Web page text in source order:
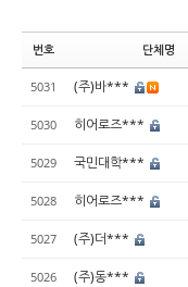
번호 단체명
5031 (주)바***
5030 히어로즈***
5029 국민대학***
5028 히어로즈***
5027 (주)더***
5026 (주)동***